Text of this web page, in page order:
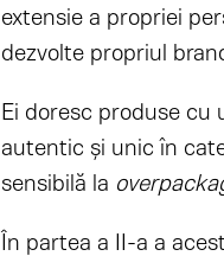
extensie a propriei
dezvolte propriul
Ei doresc produse cu
autentic și unic în
sensibilă la
În partea a II-a a